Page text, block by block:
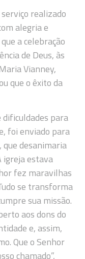
realizado
alegria e
a celebração
de Deus, às
Vianney,
que o êxito da
dificuldades para
foi enviado para
desanimaria
igreja estava
fez maravilhas
se transforma
sua missão.
aos dons do
e, assim,
Que o Senhor
chamado”,